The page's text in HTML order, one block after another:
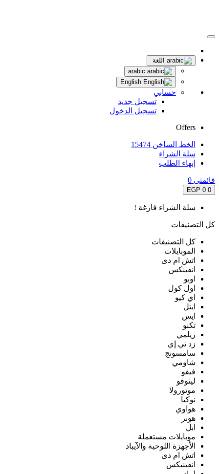
اللغة
حسابي
تسجيل جديد
تسجيل الدخول
Offers
الخط الساخن 15474
سلة الشراء
إنهاء الطلب
قائمتى 0
0
0 EGP
سلة الشراء فارغة !
كل التصنيفات
كل التصنيفات
الموبايلات
اتش ام دى
انفينكس
اوبو
اول كول
اي كيو
ايتل
ايس
تكنو
ريلمي
زد تي إي
سامسونج
شاومي
فيفو
لينوفو
موتورولا
نوكيا
هواوي
هونر
ابل
موبايلات مستعملة
الأجهزة اللوحية والآيباد
اتش ام دى
انفينيكس